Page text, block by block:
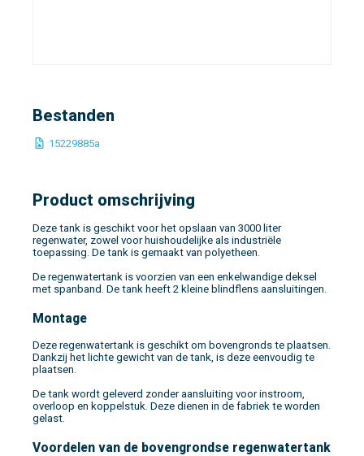
Bestanden
15229885a
Product omschrijving
Deze tank is geschikt voor het opslaan van 3000 liter
regenwater, zowel voor huishoudelijke als industriële
toepassing. De tank is gemaakt van polyetheen.
De regenwatertank is voorzien van een enkelwandige deksel
met spanband. De tank heeft 2 kleine blindflens aansluitingen.
Montage
Deze regenwatertank is geschikt om bovengronds te plaatsen.
Dankzij het lichte gewicht van de tank, is deze eenvoudig te
plaatsen.
De tank wordt geleverd zonder aansluiting voor instroom,
overloop en koppelstuk. Deze dienen in de fabriek te worden
gelast.
Voordelen van de bovengrondse regenwatertank